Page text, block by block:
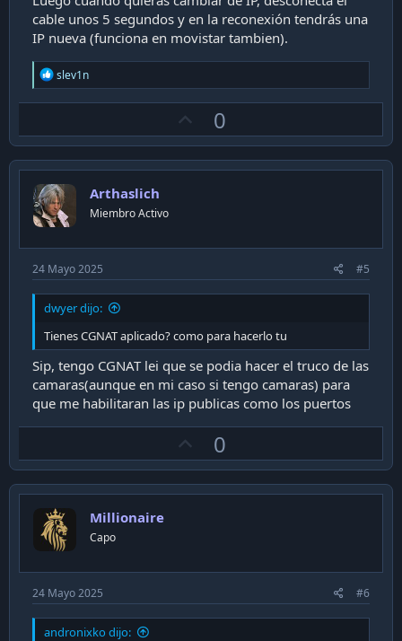
cable unos 5 segundos y en la reconexión tendrás una
IP nueva (funciona en movistar tambien).
R
e
a
i
o
n
s
:
slev1n
p
v
0
Arthaslich
Miembro Activo
24 Mayo 2025 #5
dwyer dijo:
Tienes CGNAT aplicado? como para hacerlo tu
Sip, tengo CGNAT lei que se podia hacer el truco de las
camaras(aunque en mi caso si tengo camaras) para
que me habilitaran las ip publicas como los puertos
p
v
0
Millionaire
Capo
24 Mayo 2025 #6
andronixko dijo: